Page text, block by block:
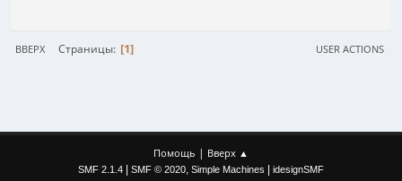
ВВЕРХ Страницы 1 USER ACTIONS
Помощь | Вверх ▲
SMF 2.1.4 | SMF © 2020 Simple Machines | idesignSMF